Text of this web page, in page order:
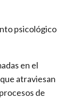
psicológico
en el
atraviesan
de